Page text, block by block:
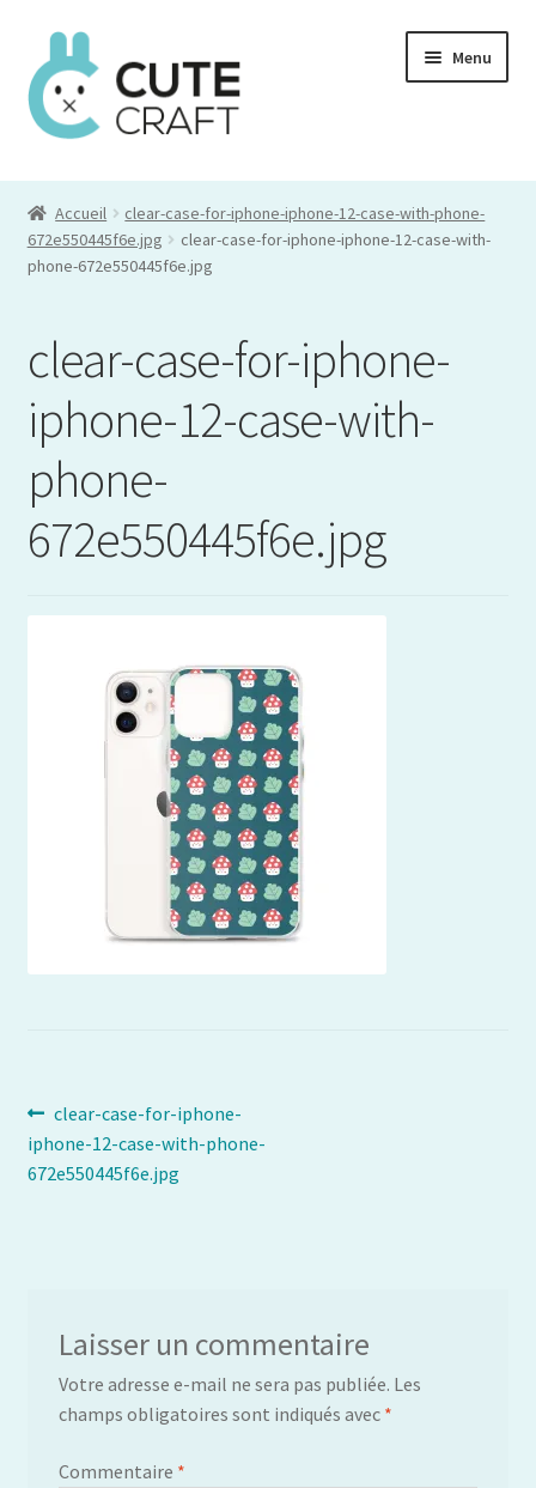
Aller
à
la
navigation
Aller
au
contenu
Menu
Commande
Accueil
clear-case-for-iphone-iphone-12-case-with-phone-
672e550445f6e.jpg
clear-case-for-iphone-iphone-12-case-with-
phone-672e550445f6e.jpg
clear-case-for-iphone-
iphone-12-case-with-
phone-
672e550445f6e.jpg
Navigation
de
Article
précédent :
clear-case-for-iphone-
iphone-12-case-with-phone-
672e550445f6e.jpg
Laisser un commentaire
Votre adresse e-mail ne sera pas publiée. Les
champs obligatoires sont indiqués avec *
Commentaire *